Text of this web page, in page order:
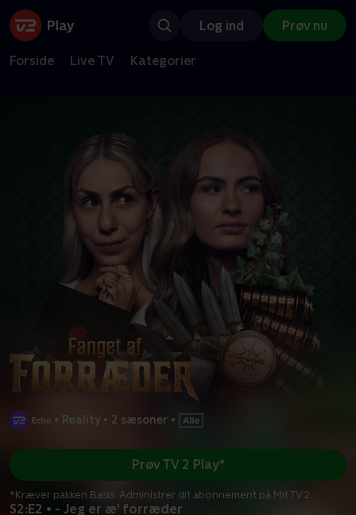
Log ind Prøv nu
Forside Live TV Kategorier
• Reality • 2 sæsoner •
S2:E2 • - Jeg er æ' forræder
Prøv TV 2 Play*
*Kræver pakken Basis. Administrer dit abonnement på Mit TV 2.